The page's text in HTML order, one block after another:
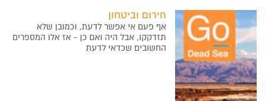
חירום וביטחון
אף פעם אי אפשר לדעת, וכמובן שלא
תזדקקו, אבל היה ואם כן - אז אלו המספרים
החשובים שכדאי לדעת